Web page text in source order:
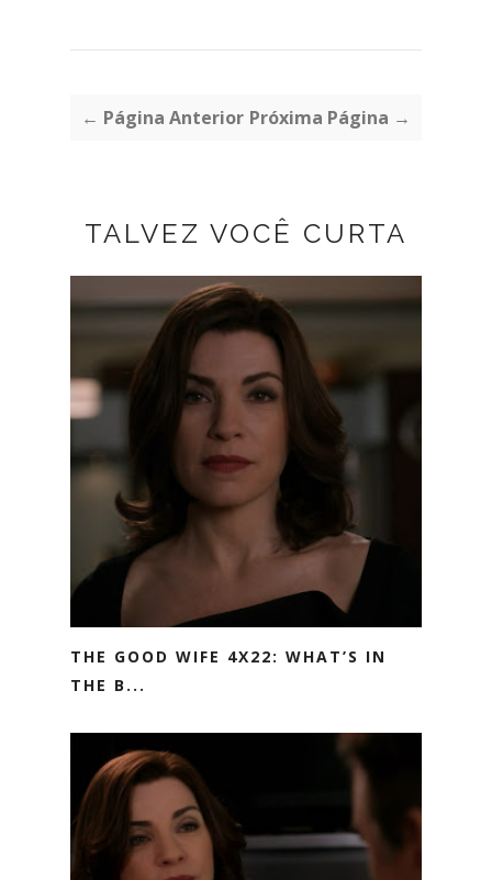
← Página Anterior Próxima Página →
TALVEZ VOCÊ CURTA
THE GOOD WIFE 4X22: WHAT’S IN
THE B...